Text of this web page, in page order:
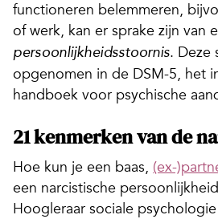
functioneren belemmeren,
of werk, kan er sprake zijn van
persoonlijkheidsstoornis. Deze
opgenomen in de DSM-5, het
handboek voor psychische
21 kenmerken van de
Hoe kun je een baas, (ex-
een narcistische
Hoogleraar sociale psychologie